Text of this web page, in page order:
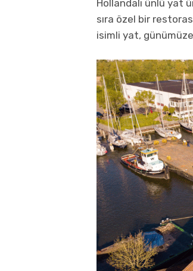
Hollandalı ünlü yat
sıra özel bir
isimli yat,